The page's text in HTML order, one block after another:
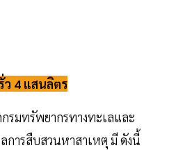
4 แสนลิตร
รมทรัพยากรทางทะเลและ
การสืบสวนหาสาเหตุ มี ดังนี้